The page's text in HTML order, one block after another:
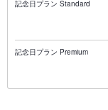
記念日プラン Standard
記念日プラン Premium